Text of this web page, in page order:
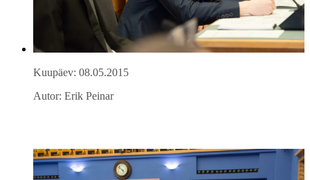
Kuupäev: 08.05.2015
Autor: Erik Peinar